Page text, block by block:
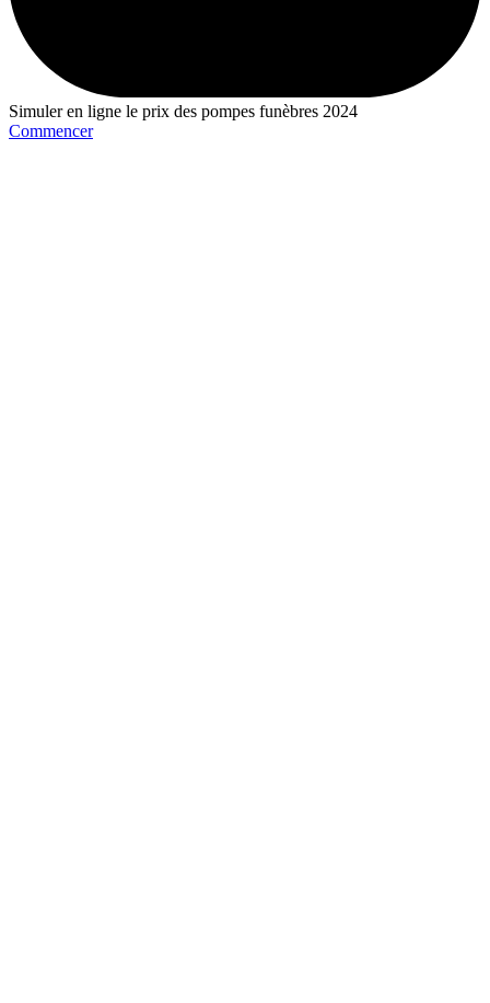
Simuler en ligne le prix des pompes funèbres 2024
Commencer